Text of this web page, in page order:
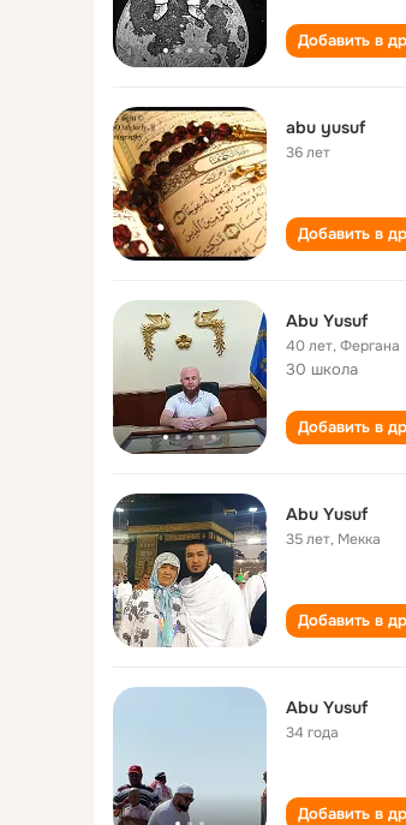
Добавить в
abu yusuf
36 лет
Добавить в
Abu Yusuf
40 лет,Фергана
30 школа
Добавить в
Abu Yusuf
35 лет, Мекка
Добавить в
Abu Yusuf
34 года
Добавить в